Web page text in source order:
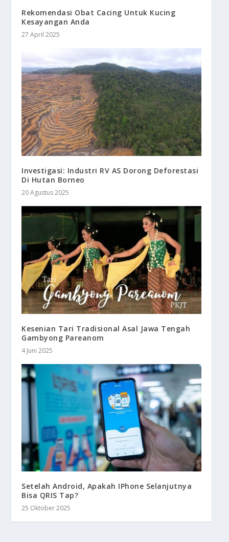
Rekomendasi Obat Cacing Untuk Kucing
Kesayangan Anda
27 April 2025
Investigasi: Industri RV AS Dorong Deforestasi
Di Hutan Borneo
20 Agustus 2025
Kesenian Tari Tradisional Asal Jawa Tengah
Gambyong Pareanom
4 Juni 2025
Setelah Android, Apakah IPhone Selanjutnya
Bisa QRIS Tap?
25 Oktober 2025